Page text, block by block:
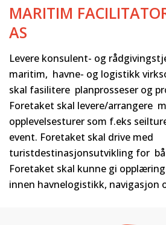
MARITIM
AS
Levere konsulent- og
maritim, havne- og logistikk
skal fasilitere planprosseser og
Foretaket skal levere/arrangere
opplevelsesturer som f.eks
event. Foretaket skal drive med
turistdestinasjonsutvikling for
Foretaket skal kunne gi
innen havnelogistikk, navigasjon